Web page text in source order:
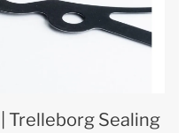
Trelleborg Sealing